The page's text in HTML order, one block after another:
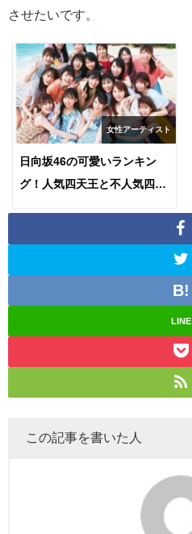
させたいです。
女性アーティスト
日向坂46の可愛いランキン
グ！人気四天王と不人気四天
LINE
この記事を書いた人